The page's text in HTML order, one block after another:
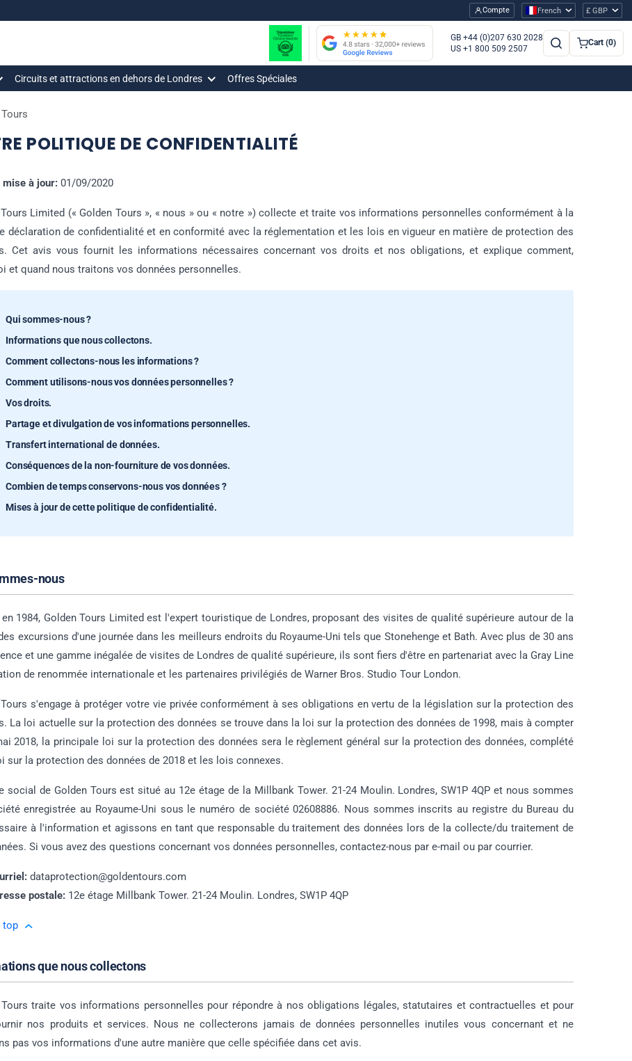
Compte French £ GBP
GB +44 (0)207 630 2028
US +1 800 509 2507
Cart (0)
Circuits et attractions en dehors de Londres Offres Spéciales
POLITIQUE DE CONFIDENTIALITÉ
mise à jour: 01/09/2020
Limited (« Golden Tours », « nous » ou « notre ») collecte et traite vos informations personnelles conformément à la
déclaration de confidentialité et en conformité avec la réglementation et les lois en vigueur en matière de protection des
Cet avis vous fournit les informations nécessaires concernant vos droits et nos obligations, et explique comment,
et quand nous traitons vos données personnelles.
Qui sommes-nous ?
Informations que nous collectons.
Comment collectons-nous les informations ?
Comment utilisons-nous vos données personnelles ?
Vos droits.
Partage et divulgation de vos informations personnelles.
Transfert international de données.
Conséquences de la non-fourniture de vos données.
Combien de temps conservons-nous vos données ?
Mises à jour de cette politique de confidentialité.
nous
en 1984, Golden Tours Limited est l'expert touristique de Londres, proposant des visites de qualité supérieure autour de la
excursions d'une journée dans les meilleurs endroits du Royaume-Uni tels que Stonehenge et Bath. Avec plus de 30 ans
et une gamme inégalée de visites de Londres de qualité supérieure, ils sont fiers d'être en partenariat avec la Gray Line
de renommée internationale et les partenaires privilégiés de Warner Bros. Studio Tour London.
s'engage à protéger votre vie privée conformément à ses obligations en vertu de la législation sur la protection des
La loi actuelle sur la protection des données se trouve dans la loi sur la protection des données de 1998, mais à compter
2018, la principale loi sur la protection des données sera le règlement général sur la protection des données, complété
sur la protection des données de 2018 et les lois connexes.
social de Golden Tours est situé au 12e étage de la Millbank Tower. 21-24 Moulin. Londres, SW1P 4QP et nous sommes
enregistrée au Royaume-Uni sous le numéro de société 02608886. Nous sommes inscrits au registre du Bureau du
à l'information et agissons en tant que responsable du traitement des données lors de la collecte/du traitement de
Si vous avez des questions concernant vos données personnelles, contactez-nous par e-mail ou par courrier.
dataprotection@goldentours.com
postale: 12e étage Millbank Tower. 21-24 Moulin. Londres, SW1P 4QP
top
que nous collectons
Tours traite vos informations personnelles pour répondre à nos obligations légales, statutaires et contractuelles et pour
nos produits et services. Nous ne collecterons jamais de données personnelles inutiles vous concernant et ne
pas vos informations d'une autre manière que celle spécifiée dans cet avis.